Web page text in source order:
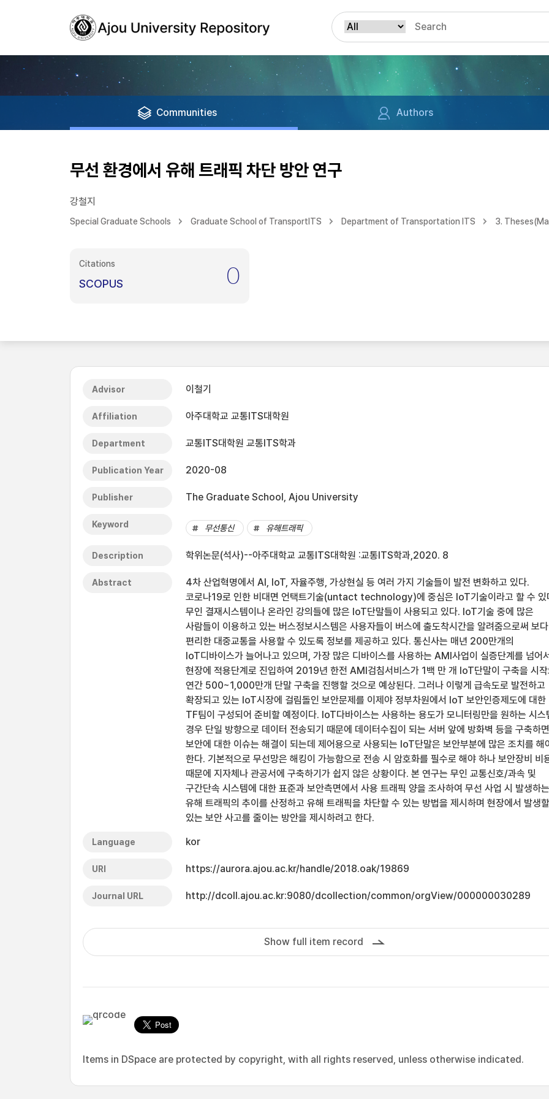
Communities Authors
무선 환경에서 유해 트래픽 차단 방안 연구
강철지
Special Graduate Schools Graduate School of TransportITS Department of Transportation ITS 3.
Citations
SCOPUS 0
Advisor 이철기
Affiliation 아주대학교 교통ITS대학원
Department 교통ITS대학원 교통ITS학과
Publication Year 2020-08
Publisher The Graduate School, Ajou University
Keyword 무선통신 유해트래픽
Description 학위논문(석사)--아주대학교 교통ITS대학원 :교통ITS학과,2020. 8
Abstract
4차 산업혁명에서 AI, IoT, 자율주행, 가상현실 등 여러 가지 기술들이 발전 변화하고 있다.
코로나19로 인한 비대면 언택트기술(untact technology)에 중심은 IoT기술이라고 할 수 있
무인 결재시스템이나 온라인 강의들에 많은 IoT단말들이 사용되고 있다. IoT기술 중에 많은
사람들이 이용하고 있는 버스정보시스템은 사용자들이 버스에 출도착시간을 알려줌으로써 보다
편리한 대중교통을 사용할 수 있도록 정보를 제공하고 있다. 통신사는 매년 200만개의
IoT디바이스가 늘어나고 있으며, 가장 많은 디바이스를 사용하는 AMI사업이 실증단계를 넘어서
현장에 적용단계로 진입하여 2019년 한전 AMI검침서비스가 1백 만 개 IoT단말이 구축을 시작
연간 500~1,000만개 단말 구축을 진행할 것으로 예상된다. 그러나 이렇게 급속도로 발전하고
확장되고 있는 IoT시장에 걸림돌인 보안문제를 이제야 정부차원에서 IoT 보안인증제도에 대한
TF팀이 구성되어 준비할 예정이다. IoT다바이스는 사용하는 용도가 모니터링만을 원하는 시스
경우 단일 방향으로 데이터 전송되기 때문에 데이터수집이 되는 서버 앞에 방화벽 등을 구축하면
보안에 대한 이슈는 해결이 되는데 제어용으로 사용되는 IoT단말은 보안부분에 많은 조치를 해
한다. 기본적으로 무선망은 해킹이 가능함으로 전송 시 암호화를 필수로 해야 하나 보안장비 비
때문에 지자체나 관공서에 구축하기가 쉽지 않은 상황이다. 본 연구는 무인 교통신호/과속 및
구간단속 시스템에 대한 표준과 보안측면에서 사용 트래픽 양을 조사하여 무선 사업 시 발생하는
유해 트래픽의 추이를 산정하고 유해 트래픽을 차단할 수 있는 방법을 제시하며 현장에서 발생
있는 보안 사고를 줄이는 방안을 제시하려고 한다.
Language kor
URI https://aurora.ajou.ac.kr/handle/2018.oak/19869
Journal URL http://dcoll.ajou.ac.kr:9080/dcollection/common/orgView/000000030289
Show full item record
Items in DSpace are protected by copyright, with all rights reserved, unless otherwise indicated.